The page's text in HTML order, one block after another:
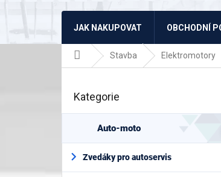
JAK NAKUPOVAT OBCHODNÍ
Domů Stavba Elektromotory
t
a
Přeskočit
Kategorie
Auto-moto
Zvedáky pro autoservis